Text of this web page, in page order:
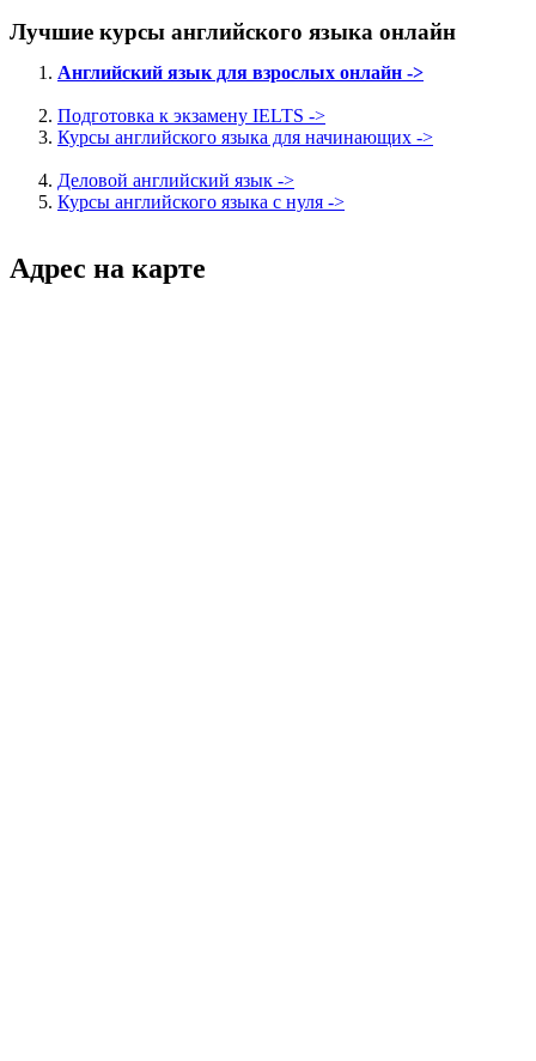
Лучшие курсы английского языка онлайн
Английский язык для взрослых онлайн ->
Подготовка к экзамену IELTS ->
Курсы английского языка для начинающих ->
Деловой английский язык ->
Курсы английского языка с нуля ->
Адрес на карте